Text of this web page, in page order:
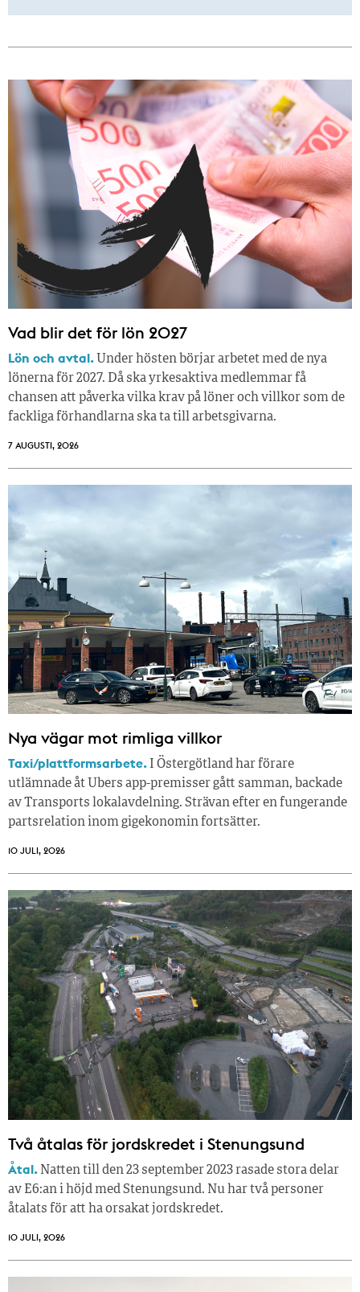
Vad blir det för lön 2027
Lön och avtal. Under hösten börjar arbetet med de nya
lönerna för 2027. Då ska yrkesaktiva medlemmar få
chansen att påverka vilka krav på löner och villkor som de
fackliga förhandlarna ska ta till arbetsgivarna.
7 AUGUSTI, 2026
Nya vägar mot rimliga villkor
Taxi/plattformsarbete. I Östergötland har förare
utlämnade åt Ubers app-premisser gått samman, backade
av Transports lokalavdelning. Strävan efter en fungerande
partsrelation inom gigekonomin fortsätter.
10 JULI, 2026
Två åtalas för jordskredet i Stenungsund
Åtal. Natten till den 23 september 2023 rasade stora delar
av E6:an i höjd med Stenungsund. Nu har två personer
åtalats för att ha orsakat jordskredet.
10 JULI, 2026